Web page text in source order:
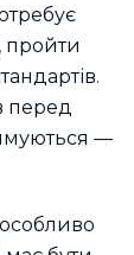
пройти
перед
—